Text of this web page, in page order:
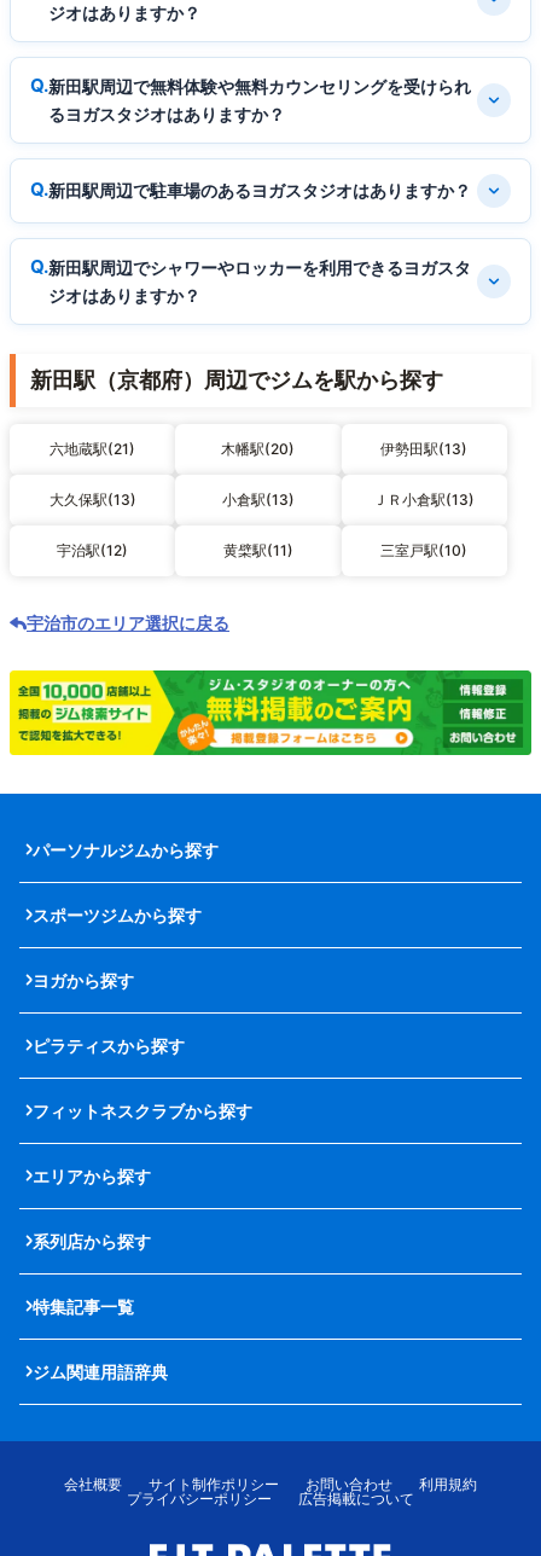
ジオはありますか？
新田駅周辺で無料体験や無料カウンセリングを受けられ
るヨガスタジオはありますか？
新田駅周辺で駐車場のあるヨガスタジオはありますか？
新田駅周辺でシャワーやロッカーを利用できるヨガスタ
ジオはありますか？
新田駅（京都府）周辺でジムを駅から探す
六地蔵駅(21) 木幡駅(20) 伊勢田駅(13)
大久保駅(13) 小倉駅(13) ＪＲ小倉駅(13)
宇治駅(12) 黄檗駅(11) 三室戸駅(10)
宇治市のエリア選択に戻る
パーソナルジムから探す
スポーツジムから探す
ヨガから探す
ピラティスから探す
フィットネスクラブから探す
エリアから探す
系列店から探す
特集記事一覧
ジム関連用語辞典
会社概要 サイト制作ポリシー お問い合わせ
利用規約
プライバシーポリシー
広告掲載について